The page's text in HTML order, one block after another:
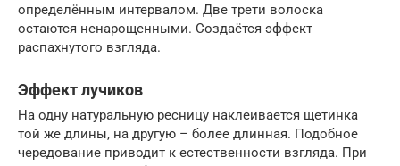
определённым интервалом. Две трети волоска
остаются ненарощенными. Создаётся эффект
распахнутого взгляда.
Эффект лучиков
На одну натуральную ресницу наклеивается щетинка
той же длины, на другую – более длинная. Подобное
чередование приводит к естественности взгляда. При